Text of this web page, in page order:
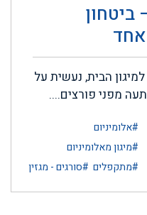
הבית, נעשית על
מפני פורצים....
#אלומיניום
#מיגון מאלומיניום
#מתקפלים #סורגים - מגזין